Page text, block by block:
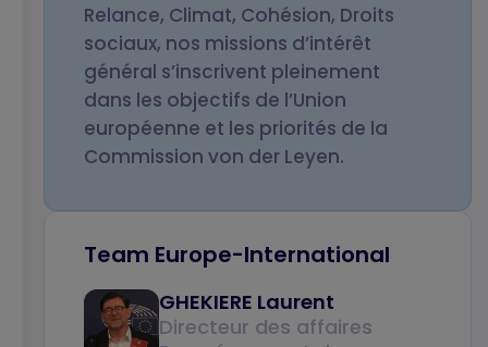
Relance, Climat, Cohésion, Droits
sociaux, nos missions d’intérêt
général s’inscrivent pleinement
dans les objectifs de l’Union
européenne et les priorités de la
Commission von der Leyen.
Team Europe-International
GHEKIERE Laurent
Directeur des affaires
Votre email
Objet de votre
message
Votre message